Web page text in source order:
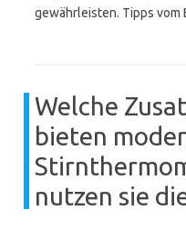
gewährleisten. Tipps vom
Welche
bieten
nutzen sie